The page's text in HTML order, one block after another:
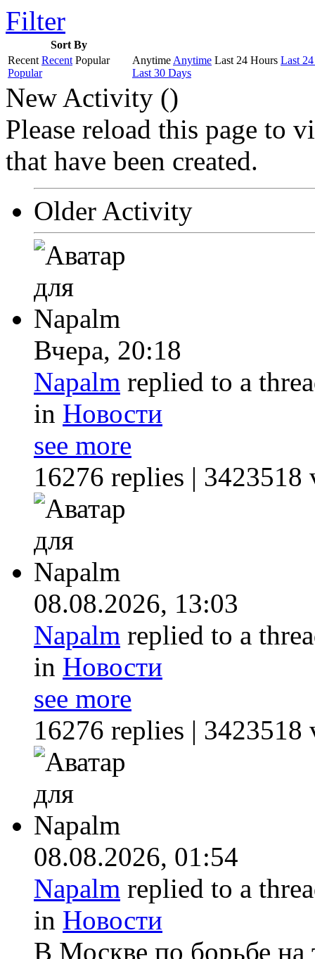
Filter
Sort By
Recent Recent Popular
Popular
AnytimeAnytime Last 24 Hours Last
Last 30 Days
New Activity ()
Please reload this page to
that have been created.
Older Activity
Вчера, 20:18
Napalm replied to a
in Новости
see more
16276 replies | 3423518
08.08.2026, 13:03
Napalm replied to a
in Новости
see more
16276 replies | 3423518
08.08.2026, 01:54
Napalm replied to a
in Новости
В Москве по борьбе